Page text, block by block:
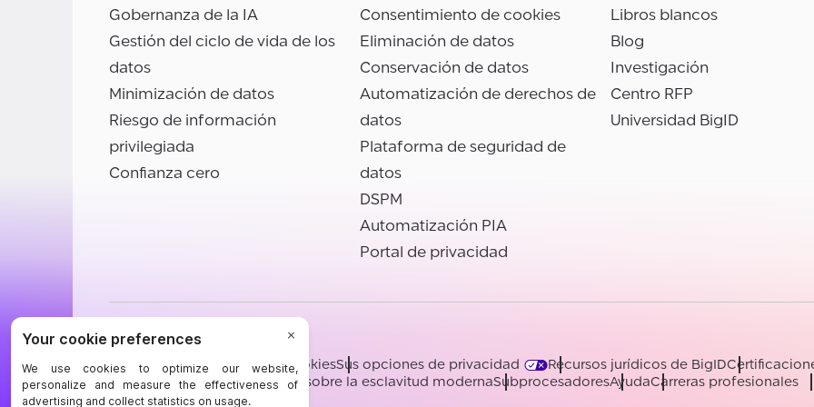
Gobernanza de la IA
Gestión del ciclo de vida de los
datos
Minimización de datos
Riesgo de información
privilegiada
Confianza cero
Consentimiento de cookies
Eliminación de datos
Conservación de datos
Automatización de derechos de
datos
Plataforma de seguridad de
datos
DSPM
Automatización PIA
Portal de privacidad
Libros blancos
Blog
Investigación
Centro RFP
Universidad BigID
©BigID
TérminosConfidencialidadCookiesSus opciones de privacidad Recursos jurídicos de BigID
Conducta y éticaDeclaración sobre la esclavitud modernaSubprocesadoresAyudaCarreras profesionales
[email protected]